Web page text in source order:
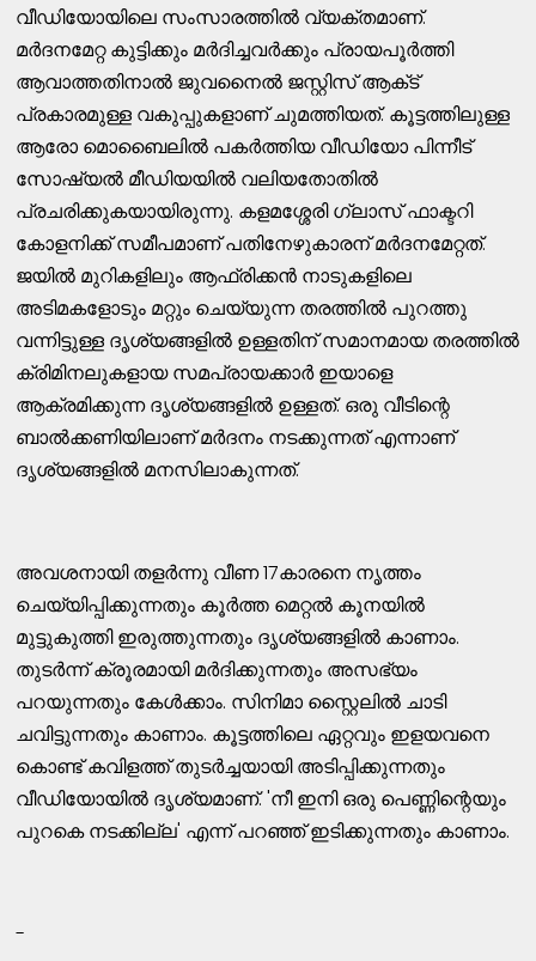
വീഡിയോയിലെ സംസാരത്തില്‍ വ്യക്തമാണ്.
മര്‍ദനമേറ്റ കുട്ടിക്കും മര്‍ദിച്ചവര്‍ക്കും പ്രായപൂര്‍ത്തി
ആവാത്തതിനാല്‍ ജുവനൈല്‍ ജസ്റ്റിസ് ആക്‌ട്
പ്രകാരമുള്ള വകുപ്പുകളാണ് ചുമത്തിയത്. കൂട്ടത്തിലുള്ള
ആരോ മൊബൈലില്‍ പകര്‍ത്തിയ വീഡിയോ പിന്നീട്
സോഷ്യല്‍ മീഡിയയില്‍ വലിയതോതില്‍
പ്രചരിക്കുകയായിരുന്നു. കളമശ്ശേരി ഗ്ലാസ് ഫാക്ടറി
കോളനിക്ക് സമീപമാണ് പതിനേഴുകാരന് മര്‍ദനമേറ്റത്.
ജയില്‍ മുറികളിലും ആഫ്രിക്കന്‍ നാടുകളിലെ
അടിമകളോടും മറ്റും ചെയ്യുന്ന തരത്തില്‍ പുറത്തു
വന്നിട്ടുള്ള ദൃശ്യങ്ങളില്‍ ഉള്ളതിന് സമാനമായ തരത്തില്‍
ക്രിമിനലുകളായ സമപ്രായക്കാര്‍ ഇയാളെ
ആക്രമിക്കുന്ന ദൃശ്യങ്ങളില്‍ ഉള്ളത്. ഒരു വീടിന്റെ
ബാല്‍ക്കണിയിലാണ് മര്‍ദനം നടക്കുന്നത് എന്നാണ്
ദൃശ്യങ്ങളില്‍ മനസിലാകുന്നത്.
അവശനായി തളര്‍ന്നു വീണ 17കാരനെ നൃത്തം
ചെയ്യിപ്പിക്കുന്നതും കൂര്‍ത്ത മെറ്റല്‍ കൂനയില്‍
മുട്ടുകുത്തി ഇരുത്തുന്നതും ദൃശ്യങ്ങളില്‍ കാണാം.
തുടര്‍ന്ന് ക്രൂരമായി മര്‍ദിക്കുന്നതും അസഭ്യം
പറയുന്നതും കേള്‍ക്കാം. സിനിമാ സ്റ്റൈലില്‍ ചാടി
ചവിട്ടുന്നതും കാണാം. കൂട്ടത്തിലെ ഏറ്റവും ഇളയവനെ
കൊണ്ട് കവിളത്ത് തുടര്‍ച്ചയായി അടിപ്പിക്കുന്നതും
വീഡിയോയില്‍ ദൃശ്യമാണ്. 'നീ ഇനി ഒരു പെണ്ണിന്റെയും
പുറകെ നടക്കില്ല' എന്ന് പറഞ്ഞ് ഇടിക്കുന്നതും കാണാം.
-